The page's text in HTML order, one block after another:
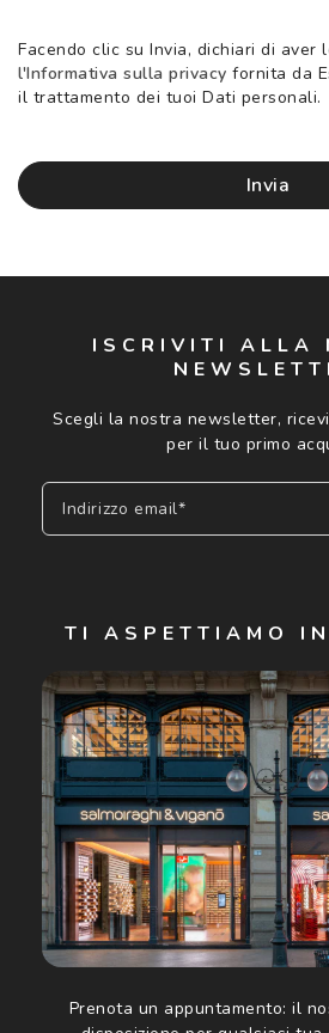
Facendo clic su Invia, dichiari di aver
l'Informativa sulla privacy fornita da
il trattamento dei tuoi Dati personali.
invia
ISCRIVITI ALLA
Scegli la nostra newsletter,
per il tuo primo
Indirizzo email*
Cliccando su "Iscriviti", confermo di
acconsento all'utilizzo dei miei Dati
Luxottica Group S.p.A. per l'invio di
ed altre comunicazioni di carattere
Informativa sulla privacyper ulteriori
TI ASPETTIAMO
Prenota un appuntamento: il